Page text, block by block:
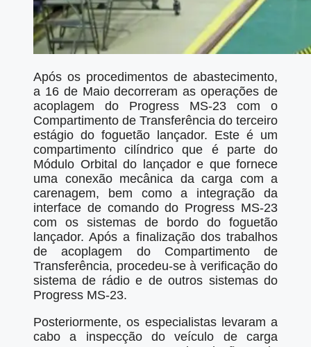
Após os procedimentos de abastecimento,
a 16 de Maio decorreram as operações de
acoplagem do Progress MS-23 com o
Compartimento de Transferência do terceiro
estágio do foguetão lançador. Este é um
compartimento cilíndrico que é parte do
Módulo Orbital do lançador e que fornece
uma conexão mecânica da carga com a
carenagem, bem como a integração da
interface de comando do Progress MS-23
com os sistemas de bordo do foguetão
lançador. Após a finalização dos trabalhos
de acoplagem do Compartimento de
Transferência, procedeu-se à verificação do
sistema de rádio e de outros sistemas do
Progress MS-23.
Posteriormente, os especialistas levaram a
cabo a inspecção do veículo de carga